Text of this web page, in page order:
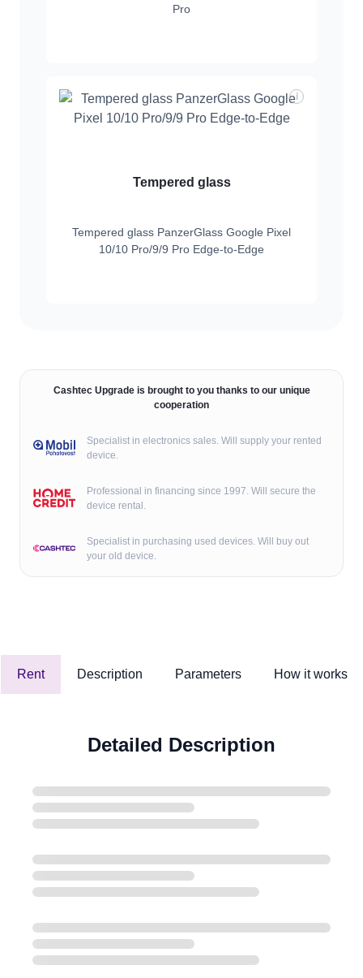
Pro
i
Tempered glass
Tempered glass PanzerGlass Google Pixel
10/10 Pro/9/9 Pro Edge-to-Edge
Cashtec Upgrade is brought to you thanks to our unique
cooperation
Specialist in electronics sales. Will supply your rented
device.
Professional in financing since 1997. Will secure the
device rental.
Specialist in purchasing used devices. Will buy out
your old device.
Rent Description Parameters How it works
Detailed Description